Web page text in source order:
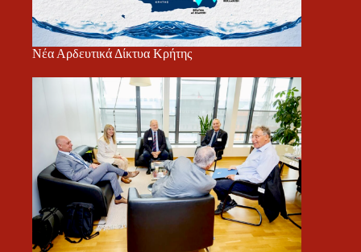
Νέα Αρδευτικά Δίκτυα Κρήτης